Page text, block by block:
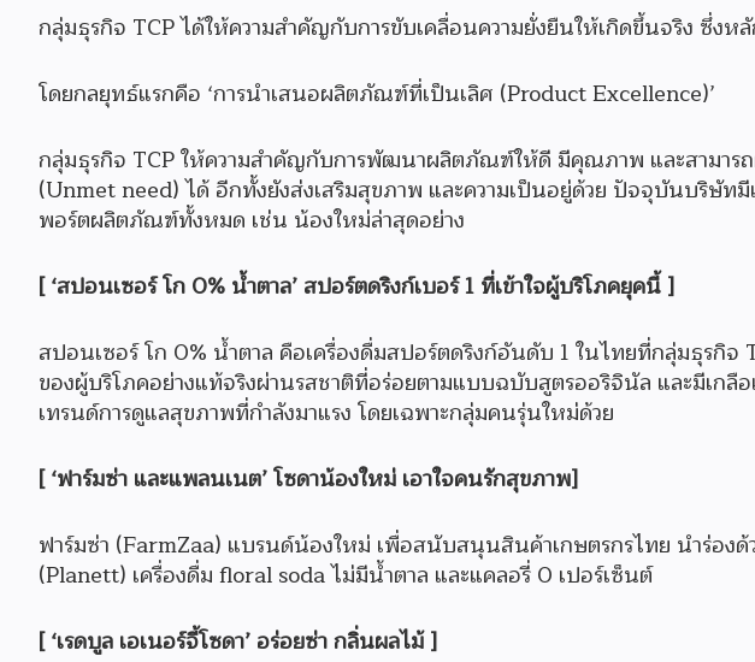
กลุ่มธุรกิจ TCP ได้ให้ความสำคัญกับการขับเคลื่อนความยั่งยืนให้เกิดขึ้นจริง ซึ่ง
โดยกลยุทธ์แรกคือ ‘การนำเสนอผลิตภัณฑ์ที่เป็นเลิศ (Product Excellence)’
กลุ่มธุรกิจ TCP ให้ความสำคัญกับการพัฒนาผลิตภัณฑ์ให้ดี มีคุณภาพ และสามาร
(Unmet need) ได้ อีกทั้งยังส่งเสริมสุขภาพ และความเป็นอยู่ด้วย ปัจจุบันบริษัท
พอร์ตผลิตภัณฑ์ทั้งหมด เช่น น้องใหม่ล่าสุดอย่าง
[ ‘สปอนเซอร์ โก 0% น้ำตาล’ สปอร์ตดริงก์เบอร์ 1 ที่เข้าใจผู้บริโภคยุคนี้ ]
สปอนเซอร์ โก 0% น้ำตาล คือเครื่องดื่มสปอร์ตดริงก์อันดับ 1 ในไทยที่กลุ่มธุรกิจ
ของผู้บริโภคอย่างแท้จริงผ่านรสชาติที่อร่อยตามแบบฉบับสูตรออริจินัล และมีเก
เทรนด์การดูแลสุขภาพที่กำลังมาแรง โดยเฉพาะกลุ่มคนรุ่นใหม่ด้วย
[ ‘ฟาร์มซ่า และแพลนเนต’ โซดาน้องใหม่ เอาใจคนรักสุขภาพ]
ฟาร์มซ่า (FarmZaa) แบรนด์น้องใหม่ เพื่อสนับสนุนสินค้าเกษตรกรไทย นำร่องด้
(Planett) เครื่องดื่ม floral soda ไม่มีน้ำตาล และแคลอรี่ 0 เปอร์เซ็นต์
[ ‘เรดบูล เอเนอร์จี้โซดา’ อร่อยซ่า กลิ่นผลไม้ ]